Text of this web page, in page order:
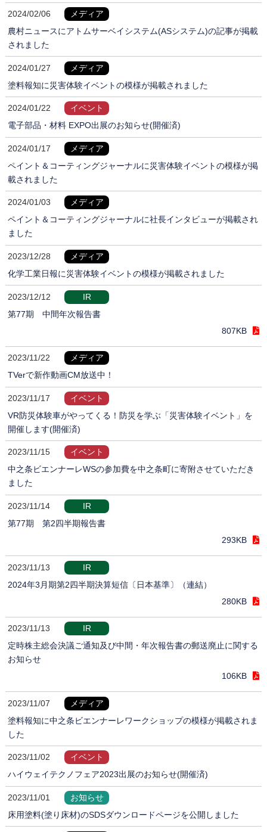
2024/02/06
メディア
農村ニュースにアトムサーベイシステム(ASシステム)の記事が掲載
されました
2024/01/27
メディア
塗料報知に災害体験イベントの模様が掲載されました
2024/01/22
イベント
電子部品・材料 EXPO出展のお知らせ(開催済)
2024/01/17
メディア
ペイント＆コーティングジャーナルに災害体験イベントの模様が掲
載されました
2024/01/03
メディア
ペイント＆コーティングジャーナルに社長インタビューが掲載され
ました
2023/12/28
メディア
化学工業日報に災害体験イベントの模様が掲載されました
2023/12/12
IR
第77期 中間年次報告書
807KB
2023/11/22
メディア
TVerで新作動画CM放送中！
2023/11/17
イベント
VR防災体験車がやってくる！防災を学ぶ「災害体験イベント」を
開催します(開催済)
2023/11/15
イベント
中之条ビエンナーレWSの参加費を中之条町に寄附させていただき
ました
2023/11/14
IR
第77期 第2四半期報告書
293KB
2023/11/13
IR
2024年3月期第2四半期決算短信〔日本基準〕（連結）
280KB
2023/11/13
IR
定時株主総会決議ご通知及び中間・年次報告書の郵送廃止に関する
お知らせ
106KB
2023/11/07
メディア
塗料報知に中之条ビエンナーレワークショップの模様が掲載されま
した
2023/11/02
イベント
ハイウェイテクノフェア2023出展のお知らせ(開催済)
2023/11/01
お知らせ
床用塗料(塗り床材)のSDSダウンロードページを公開しました